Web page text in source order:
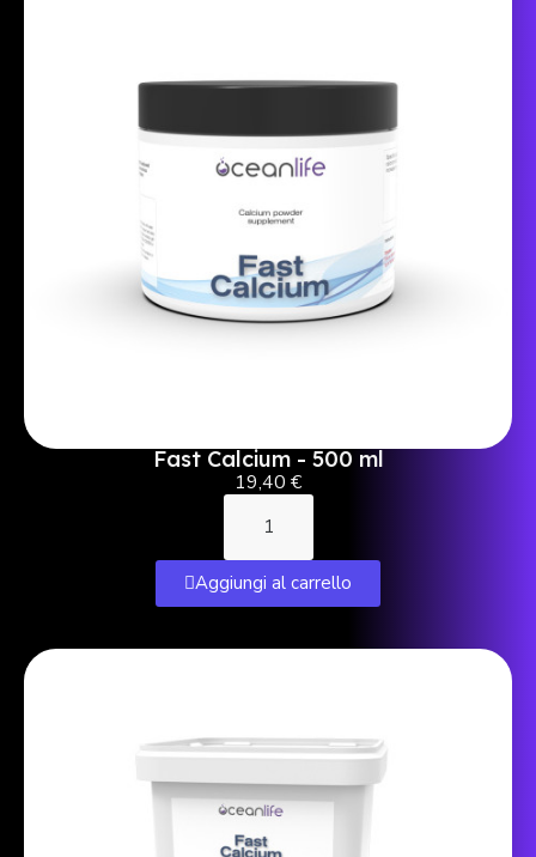
Fast Calcium - 500 ml
19,40 €
Aggiungi al carrello